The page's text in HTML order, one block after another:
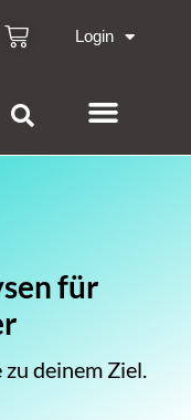
Login
für
deinem Ziel.